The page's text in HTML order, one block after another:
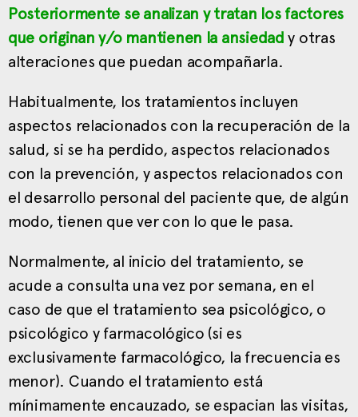
Posteriormente se analizan y tratan los factores
que originan y/o mantienen la ansiedad y otras
alteraciones que puedan acompañarla.
Habitualmente, los tratamientos incluyen
aspectos relacionados con la recuperación de la
salud, si se ha perdido, aspectos relacionados
con la prevención, y aspectos relacionados con
el desarrollo personal del paciente que, de algún
modo, tienen que ver con lo que le pasa.
Normalmente, al inicio del tratamiento, se
acude a consulta una vez por semana, en el
caso de que el tratamiento sea psicológico, o
psicológico y farmacológico (si es
exclusivamente farmacológico, la frecuencia es
menor). Cuando el tratamiento está
mínimamente encauzado, se espacian las visitas,